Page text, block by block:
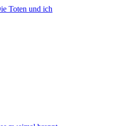
Toten und ich